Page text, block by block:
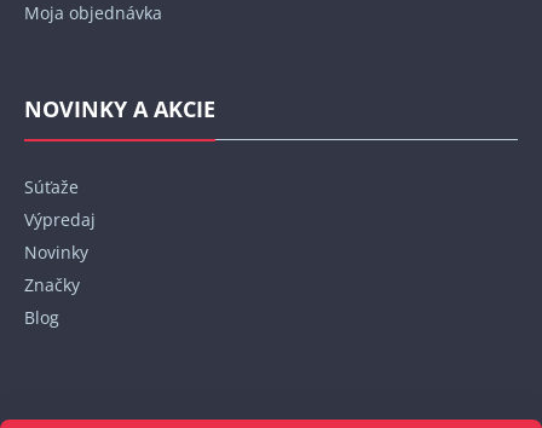
Moja objednávka
NOVINKY A AKCIE
Súťaže
Výpredaj
Novinky
Značky
Blog